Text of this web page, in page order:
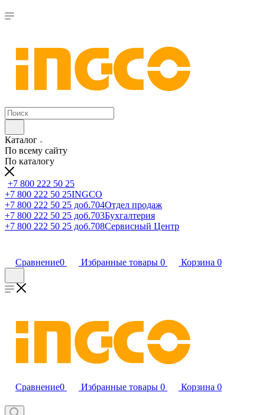
Каталог
По всему сайту
По каталогу
+7 800 222 50 25
+7 800 222 50 25INGCO
+7 800 222 50 25 доб.704Отдел продаж
+7 800 222 50 25 доб.703Бухгалтерия
+7 800 222 50 25 доб.708Сервисный Центр
Сравнение0 Избранные товары 0 Корзина 0
Сравнение0 Избранные товары 0 Корзина 0